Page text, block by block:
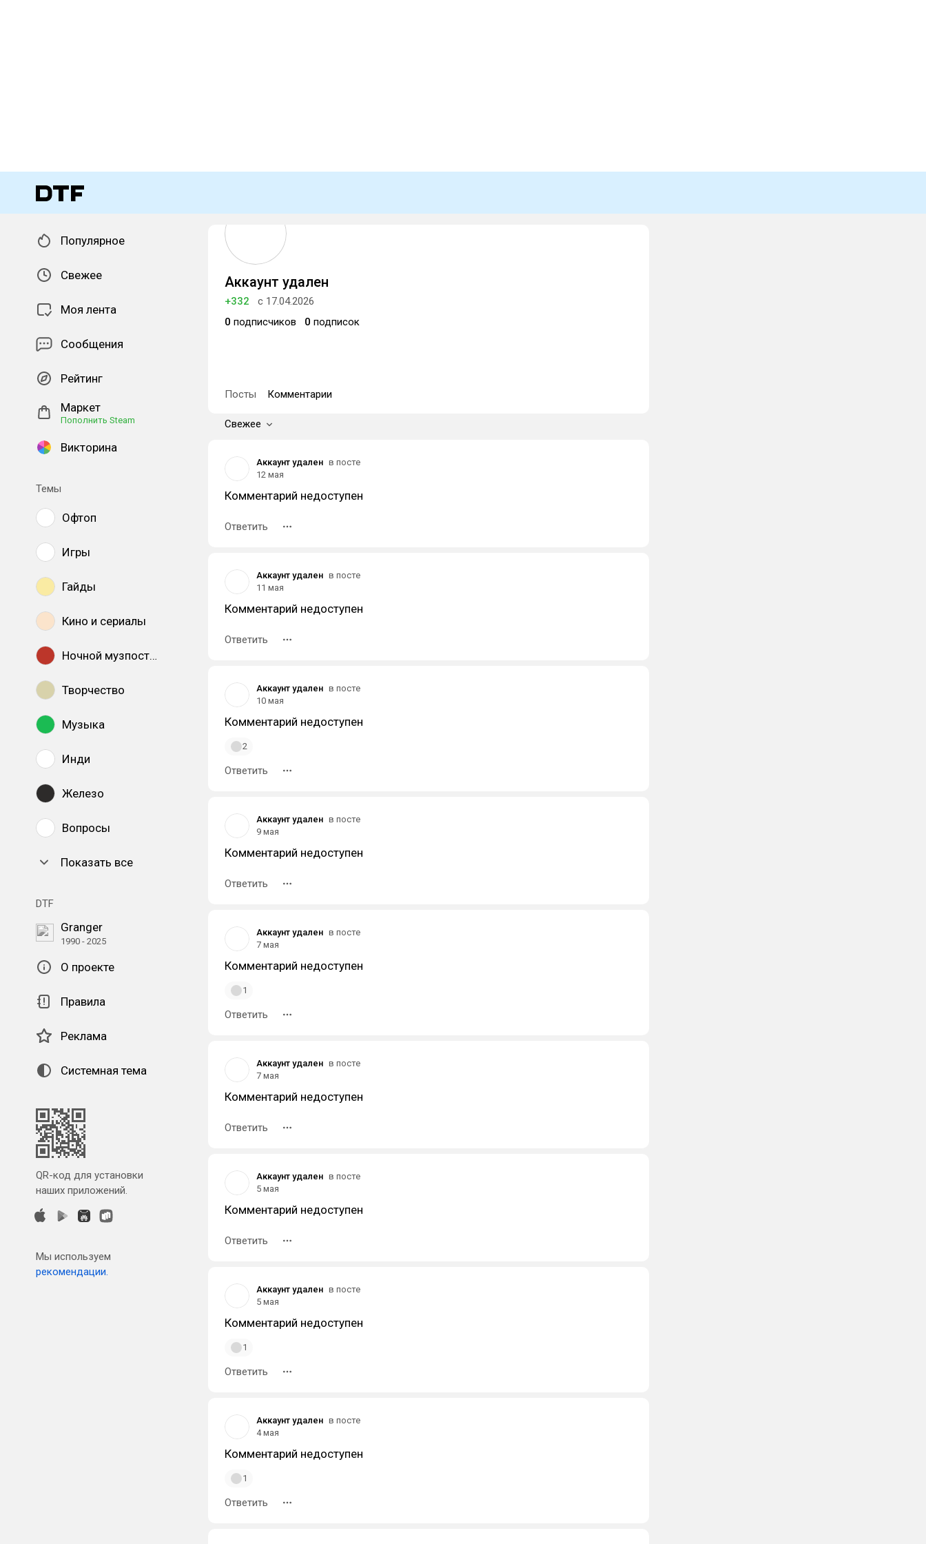
Популярное
Свежее
Моя лента
Сообщения
Рейтинг
Маркет
Пополнить Steam
Викторина
Темы
Офтоп
Игры
Гайды
Кино и сериалы
Ночной музпостинг
Творчество
Музыка
Инди
Железо
Вопросы
Показать все
DTF
Granger
1990 - 2025
О проекте
Правила
Реклама
Системная тема
QR-код для установки
наших приложений.
Мы используем
рекомендации.
Аккаунт удален
+332
с 17.04.2026
0 подписчиков 0 подписок
Посты Комментарии
Свежее
Аккаунт удален в посте
12 мая
Комментарий недоступен
Ответить
Аккаунт удален в посте
11 мая
Комментарий недоступен
Ответить
Аккаунт удален в посте
10 мая
Комментарий недоступен
2
Ответить
Аккаунт удален в посте
9 мая
Комментарий недоступен
Ответить
Аккаунт удален в посте
7 мая
Комментарий недоступен
1
Ответить
Аккаунт удален в посте
7 мая
Комментарий недоступен
Ответить
Аккаунт удален в посте
5 мая
Комментарий недоступен
Ответить
Аккаунт удален в посте
5 мая
Комментарий недоступен
1
Ответить
Аккаунт удален в посте
4 мая
Комментарий недоступен
1
Ответить